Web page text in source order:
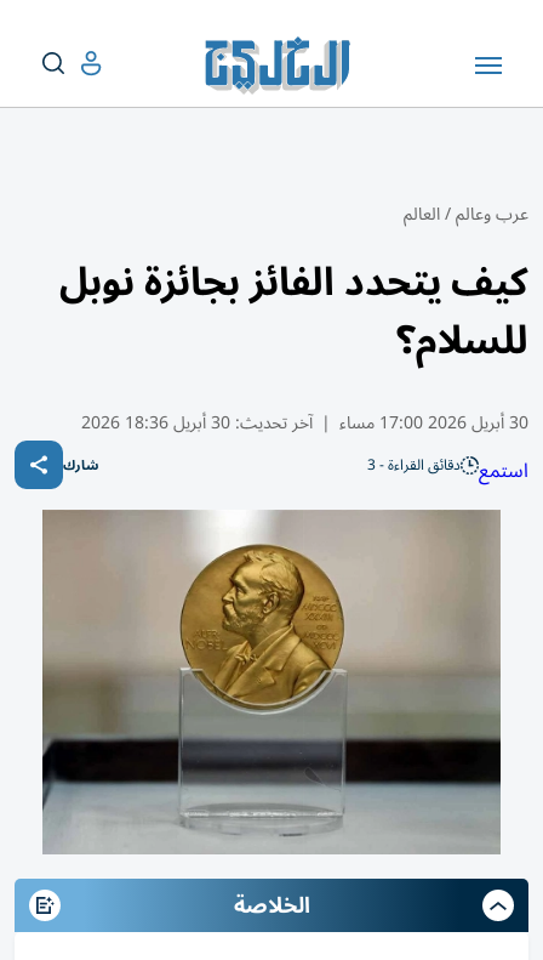
عرب وعالم/العالم
كيف يتحدد الفائز بجائزة نوبل
للسلام؟
30 أبريل 2026 17:00 مساء | آخر تحديث:30 أبريل 18:36 2026
استمع دقائق القراءة - 3 شارك
الخلاصة